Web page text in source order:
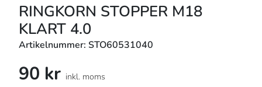
RINGKORN STOPPER M18
KLART 4.0
Artikelnummer: STO60531040
90 kr inkl. moms